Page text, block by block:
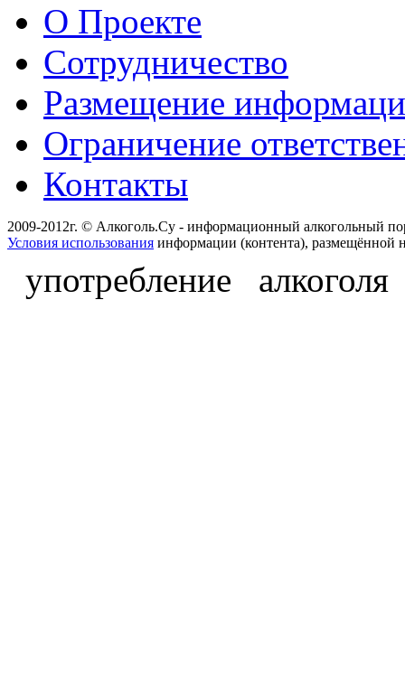
О Проекте
Сотрудничество
Размещение
Ограничение
Контакты
2009-2012г. © Алкоголь.Су - информационный алкогольный
Условия использования информации (контента), размещённой
употребление